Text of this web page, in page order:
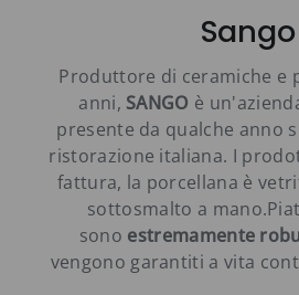
Sango
Produttore di ceramiche e
anni, SANGO è
presente da qualche anno
ristorazione italiana. I
fattura, la porcellana è
sottosmalto a
sono estremamente
vengono garantiti a vita